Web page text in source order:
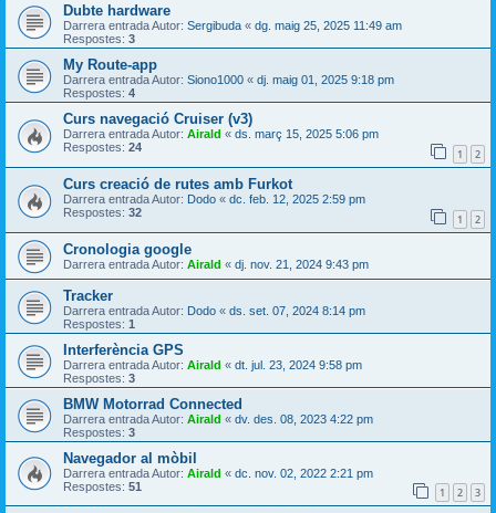
Dubte hardware
Darrera entrada Autor: Sergibuda « dg. maig 25, 2025 11:49 am
Respostes: 3
My Route-app
Darrera entrada Autor: Siono1000 « dj. maig 01, 2025 9:18 pm
Respostes: 4
Curs navegació Cruiser (v3)
Darrera entrada Autor: Airald « ds. març 15, 2025 5:06 pm
Respostes: 24 1 2
Curs creació de rutes amb Furkot
Darrera entrada Autor: Dodo « dc. feb. 12, 2025 2:59 pm
Respostes: 32 1 2
Cronologia google
Darrera entrada Autor: Airald « dj. nov. 21, 2024 9:43 pm
Tracker
Darrera entrada Autor: Dodo « ds. set. 07, 2024 8:14 pm
Respostes: 1
Interferència GPS
Darrera entrada Autor: Airald « dt. jul. 23, 2024 9:58 pm
Respostes: 3
BMW Motorrad Connected
Darrera entrada Autor: Airald « dv. des. 08, 2023 4:22 pm
Respostes: 3
Navegador al mòbil
Darrera entrada Autor: Airald « dc. nov. 02, 2022 2:21 pm
Respostes: 51 1 2 3